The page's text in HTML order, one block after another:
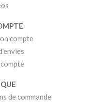
compte
de commande